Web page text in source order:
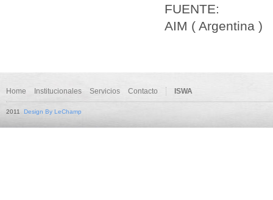
FUENTE:
AIM ( Argentina )
Home Institucionales Servicios Contacto ISWA
2011 Design By LeChamp